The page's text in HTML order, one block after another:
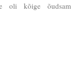
oli kõige õudsam